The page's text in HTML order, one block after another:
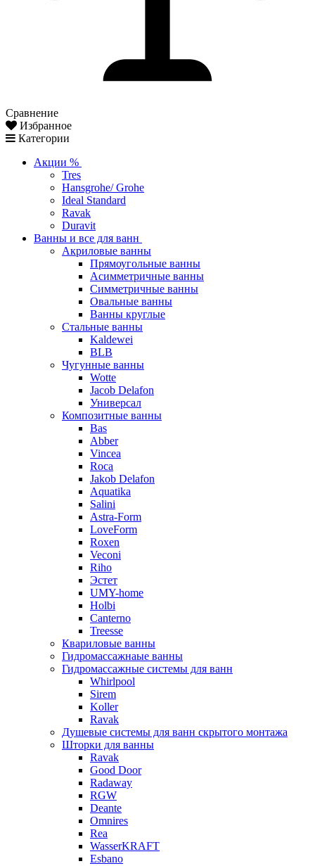
Сравнение
Избранное
Категории
Акции %
Tres
Hansgrohe/ Grohe
Ideal Standard
Ravak
Duravit
Ванны и все для ванн
Акриловые ванны
Прямоугольные ванны
Асимметричные ванны
Симметричные ванны
Овальные ванны
Ванны круглые
Стальные ванны
Kaldewei
BLB
Чугунные ванны
Wotte
Jacob Delafon
Универсал
Композитные ванны
Bas
Abber
Vincea
Roca
Jakob Delafon
Aquatika
Salini
Astra-Form
LoveForm
Roxen
Veconi
Riho
Эстет
UMY-home
Holbi
Canterno
Treesse
Квариловые ванны
Гидромассажнаые ванны
Гидромассажные системы для ванн
Whirlpool
Sirem
Koller
Ravak
Душевые системы для ванн скрытого монтажа
Шторки для ванны
Ravak
Good Door
Radaway
RGW
Deante
Omnires
Rea
WasserKRAFT
Esbano